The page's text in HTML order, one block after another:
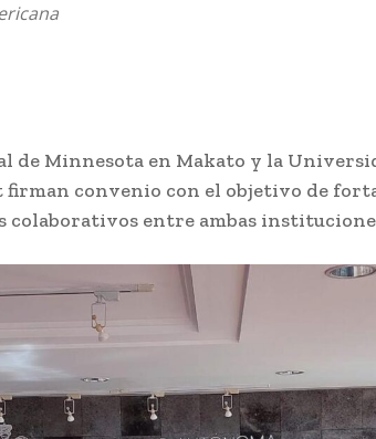
de Minnesota en Makato y la
firman convenio con el objetivo de
colaborativos entre ambas